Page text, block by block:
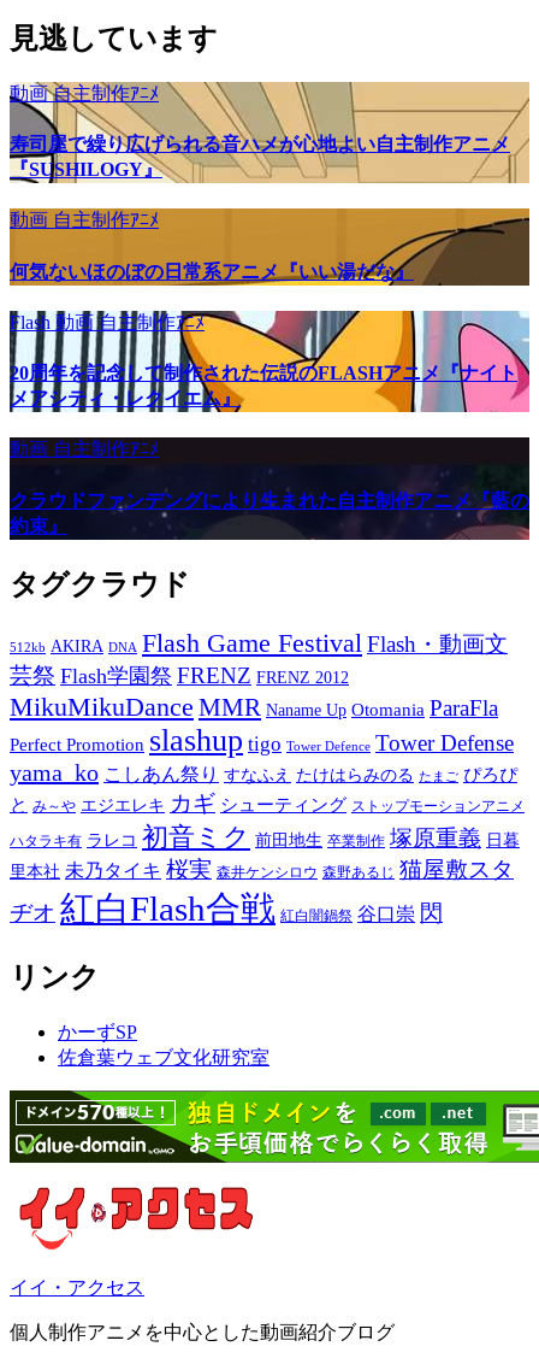
見逃しています
動画自主制作ｱﾆﾒ
寿司屋で繰り広げられる音ハメが心地よい自主制作アニメ
『SUSHILOGY』
動画 自主制作ｱﾆﾒ
何気ないほのぼの日常系アニメ『いい湯だな』
Flash 動画自主制作ｱﾆﾒ
20周年を記念して制作された伝説のFLASHアニメ『ナイト
メアシティ・レクイエム』
動画 自主制作ｱﾆﾒ
クラウドファンデングにより生まれた自主制作アニメ『藍の
約束』
タグクラウド
512kb AKIRA DNA Flash Game Festival Flash・動画文
芸祭 Flash学園祭 FRENZ FRENZ 2012
MikuMikuDance MMR Naname Up Otomania ParaFla
Perfect Promotion slashup tigo Tower Defence Tower Defense
yama_ko こしあん祭り すなふえ たけはらみのる たまご ぴろぴ
と み～や エジエレキ カギ シューティング ストップモーションアニメ
ハタラキ有 ラレコ 初音ミク 前田地生 卒業制作 塚原重義 日暮
里本社 未乃タイキ 桜実 森井ケンシロウ 森野あるじ 猫屋敷スタ
ヂオ 紅白Flash合戦 紅白闇鍋祭 谷口崇 閃
リンク
かーずSP
佐倉葉ウェブ文化研究室
イイ・アクセス
個人制作アニメを中心とした動画紹介ブログ